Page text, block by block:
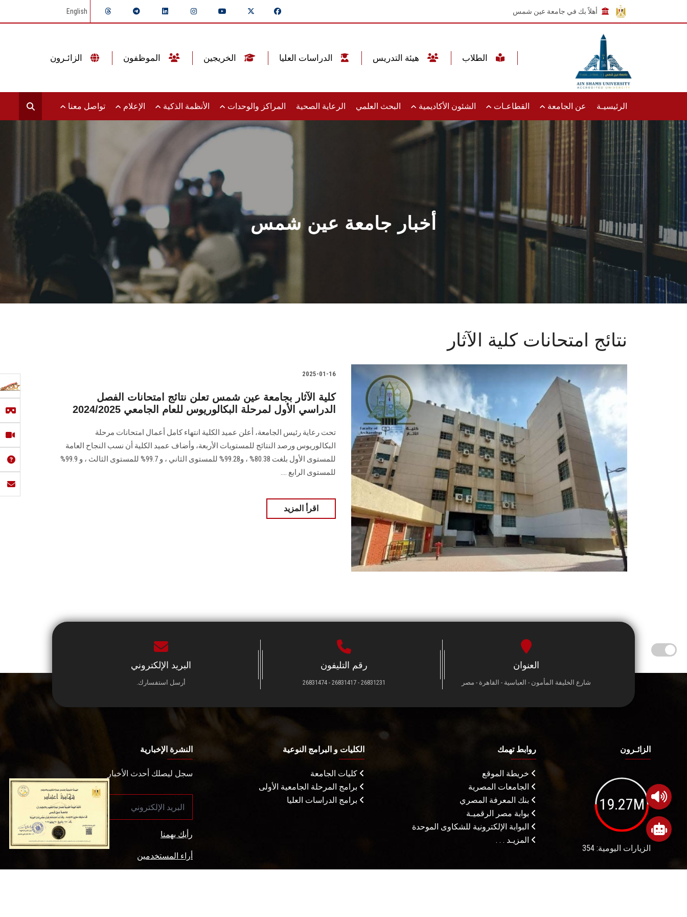
أهلاً بك في جامعة عين شمس English
الرئيسيـة عن الجامعة القطاعـات الشئون الأكاديمية البحث العلمي الرعاية الصحية المراكز والوحدات الأنظمة الذكية الإعلام تواصل معنا
أخبار جامعة عين شمس
نتائج امتحانات كلية الآثار
2025-01-16
كلية الآثار بجامعة عين شمس تعلن نتائج امتحانات الفصل
الدراسي الأول لمرحلة البكالوريوس للعام الجامعي 2024/2025
تحت رعاية رئيس الجامعة، أعلن عميد ‏الكلية انتهاء كامل أعمال امتحانات مرحلة
البكالوريوس ورصد النتائج للمستويات الأربعة، ‎وأضاف عميد الكلية أن نسب النجاح العامة
للمستوى الأول بلغت 80.38% ، و99.28% ‏للمستوى الثاني ، و 99.7% للمستوى الثالث ، و 99.9%
للمستوى الرابع‎.... ‎
اقرأ المزيد
العنوان
شارع الخليفة المأمون - العباسية - القاهرة - مصر
رقم التليفون
26831231 - 26831417 - 26831474
البريد الإلكتروني
أرسل استفسارك.
الزائـرون
19.27M
الزيارات اليومية: 354
روابط تهمك
خريطة الموقع
الجامعات المصرية
بنك المعرفة المصري
بوابة مصر الرقميـة
البوابة الإلكترونية للشكاوى الموحدة
المزيـد . . .
الكليات و البرامج النوعية
كليات الجامعة
برامج المرحلة الجامعية الأولى
برامج الدراسات العليا
النشرة الإخبارية
سجل ليصلك أحدث الأخبار
رأيك يهمنا
أراء المستخدمين